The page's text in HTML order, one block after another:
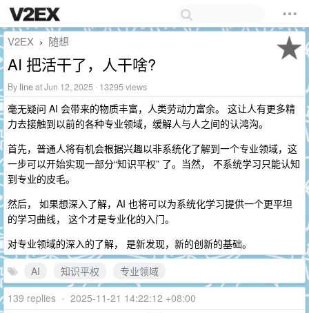
V2EX › 随想
AI 把活干了，人干啥?
By lineat Jun 12, 2025 · 13295 views
毫无疑问 AI 会带来的物质丰富，人类劳动力富余。 这让人有更多精
力去接触到以前的各种专业领域，缓解人与人之间的认鸿沟。
首先，普通人将有机会根据兴趣以非系统化了解到一个专业领域，这
一步可以开始实现一部分“知识平权” 了。当然， 不系统学习只能认知
到专业的皮毛。
然后， 如果想深入了解，AI 也将可以为系统化学习提供一个更平坦
的学习曲线， 这个才是专业化的入门。
对专业领域的深入的了解， 是新发现，新的创新的基础。
AI
知识平权
专业领域
139 replies • 2025-11-21 14:22:12 +08:00